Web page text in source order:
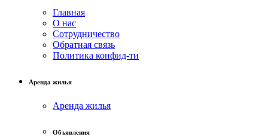
Главная
О нас
Сотрудничество
Обратная связь
Политика конфид-ти
Аренда жилья
Аренда жилья
Объявления